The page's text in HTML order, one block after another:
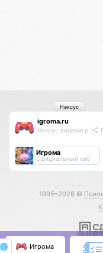
igroma.ru
Нексус видеоигр
Игрома
Официальный хаб
Нексус
1995–2026 ©
Игрома